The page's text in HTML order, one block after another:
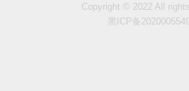
Copyright © 2022 All
黑ICP备